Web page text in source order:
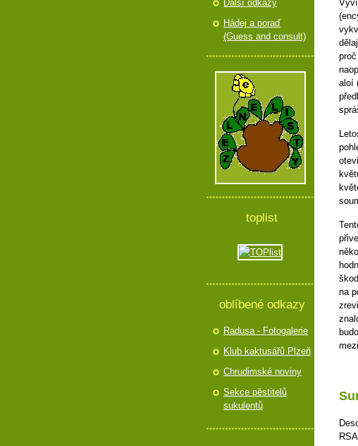
aloí
na
Další odkazy
Hádej a poraď
(Guess and consult)
toplist
oblíbené odkazy
Radusa - Fotogalerie
Klub kaktusářů Plzeň
Chrudimské noviny
Sekce pěstitelů
sukulentů